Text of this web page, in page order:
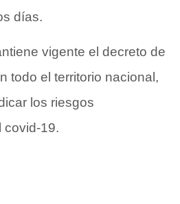
días.
vigente el decreto de
todo el territorio nacional,
los riesgos
covid-19.